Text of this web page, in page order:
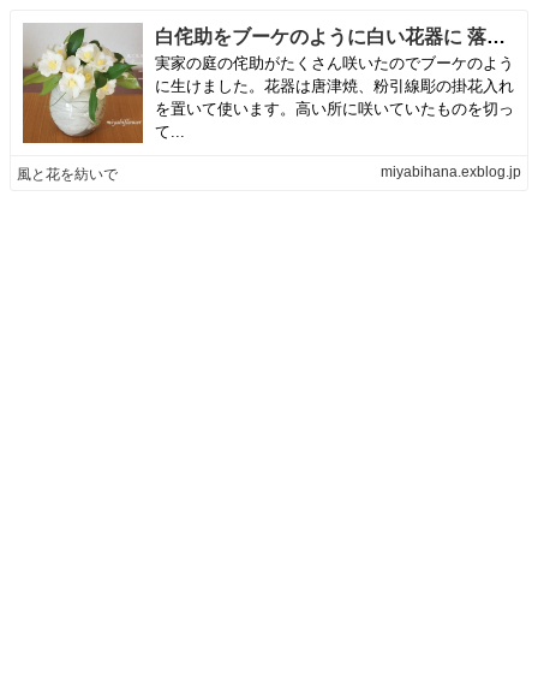
白侘助をブーケのように白い花器に 落ちた花は盃や盆に | 風と花を紡いで
実家の庭の侘助がたくさん咲いたのでブーケのよう
に生けました。花器は唐津焼、粉引線彫の掛花入れ
を置いて使います。高い所に咲いていたものを切っ
て...
風と花を紡いで miyabihana.exblog.jp